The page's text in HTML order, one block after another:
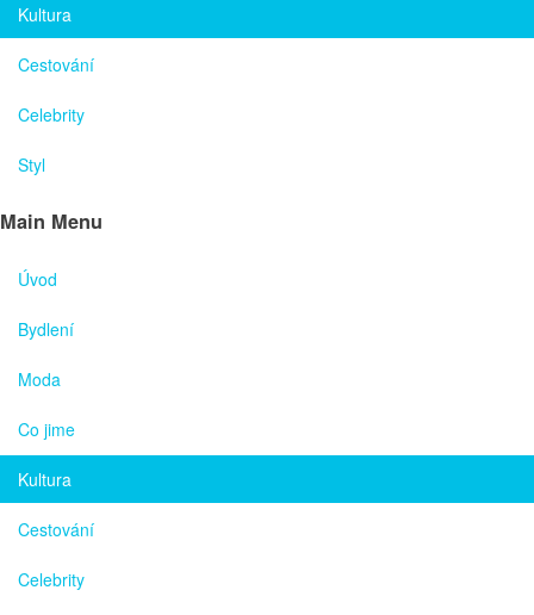
Kultura
Cestování
Celebrity
Styl
Main Menu
Úvod
Bydlení
Moda
Co jime
Kultura
Cestování
Celebrity